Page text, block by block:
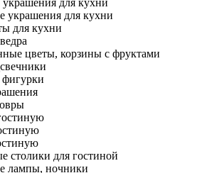
для кухни
украшения для кухни
для кухни
цветы, корзины с фруктами
фигурки
столики для гостиной
лампы, ночники